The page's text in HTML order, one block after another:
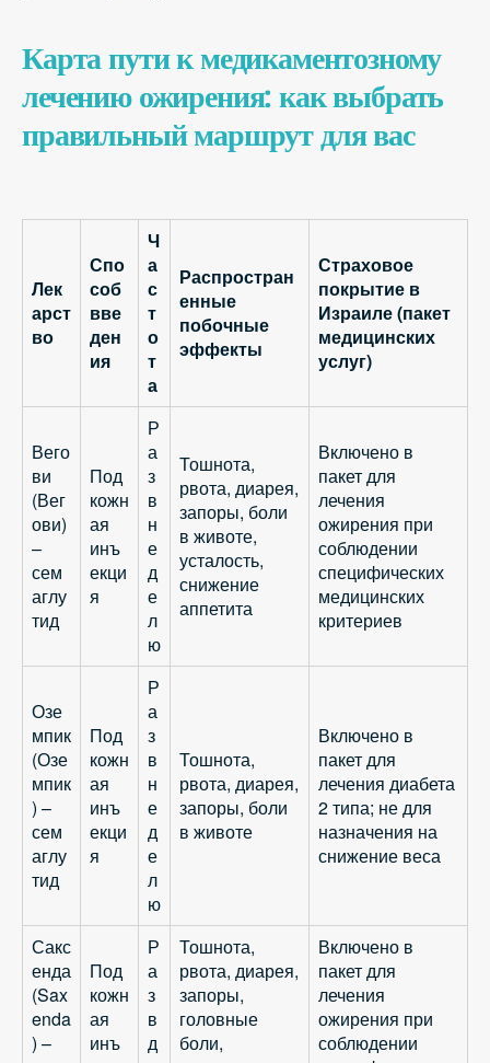
Карта пути к медикаментозному
лечению ожирения: как выбрать
правильный маршрут для вас
Лек
арст
во
Спо
соб
вве
ден
ия
Ч
а
с
т
о
т
а
Распростран
енные
побочные
эффекты
Страховое
покрытие в
Израиле (пакет
медицинских
услуг)
Вего
ви
(Вег
ови)
–
сем
аглу
тид
Под
кожн
ая
инъ
екци
я
Р
а
з
в
н
е
д
е
л
ю
Тошнота,
рвота, диарея,
запоры, боли
в животе,
усталость,
снижение
аппетита
Включено в
пакет для
лечения
ожирения при
соблюдении
специфических
медицинских
критериев
Озе
мпик
(Озе
мпик
) –
сем
аглу
тид
Под
кожн
ая
инъ
екци
я
Р
а
з
в
н
е
д
е
л
ю
Тошнота,
рвота, диарея,
запоры, боли
в животе
Включено в
пакет для
лечения диабета
2 типа; не для
назначения на
снижение веса
Сакс
енда
(Sax
enda
) –
Под
кожн
ая
инъ
Р
а
з
в
д
Тошнота,
рвота, диарея,
запоры,
головные
боли,
Включено в
пакет для
лечения
ожирения при
соблюдении